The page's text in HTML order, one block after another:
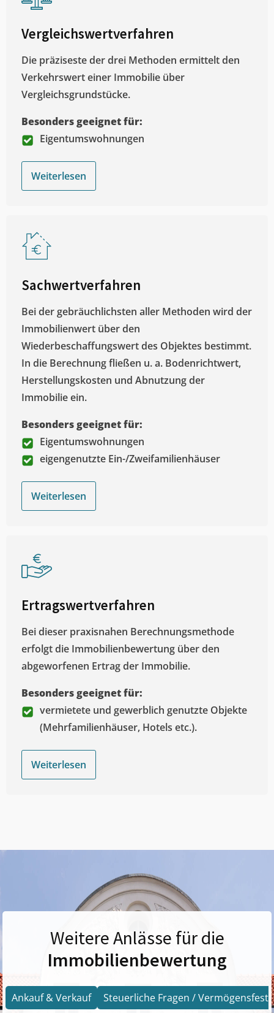
Vergleichswertverfahren
Die präziseste der drei Methoden ermittelt den
Verkehrswert einer Immobilie über
Vergleichsgrundstücke.
Besonders geeignet für:
Eigentumswohnungen
Weiterlesen
Sachwertverfahren
Bei der gebräuchlichsten aller Methoden wird der
Immobilienwert über den
Wiederbeschaffungswert des Objektes bestimmt.
In die Berechnung fließen u. a. Bodenrichtwert,
Herstellungskosten und Abnutzung der
Immobilie ein.
Besonders geeignet für:
Eigentumswohnungen
eigengenutzte Ein-/Zweifamilienhäuser
Weiterlesen
Ertragswertverfahren
Bei dieser praxisnahen Berechnungsmethode
erfolgt die Immobilienbewertung über den
abgeworfenen Ertrag der Immobilie.
Besonders geeignet für:
vermietete und gewerblich genutzte Objekte
(Mehrfamilienhäuser, Hotels etc.).
Weiterlesen
Weitere Anlässe für die
Immobilienbewertung
Ankauf & Verkauf Steuerliche Fragen /